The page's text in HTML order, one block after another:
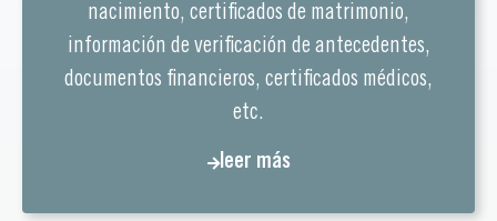
nacimiento, certificados de matrimonio,
información de verificación de antecedentes,
documentos financieros, certificados médicos,
etc.
leer más